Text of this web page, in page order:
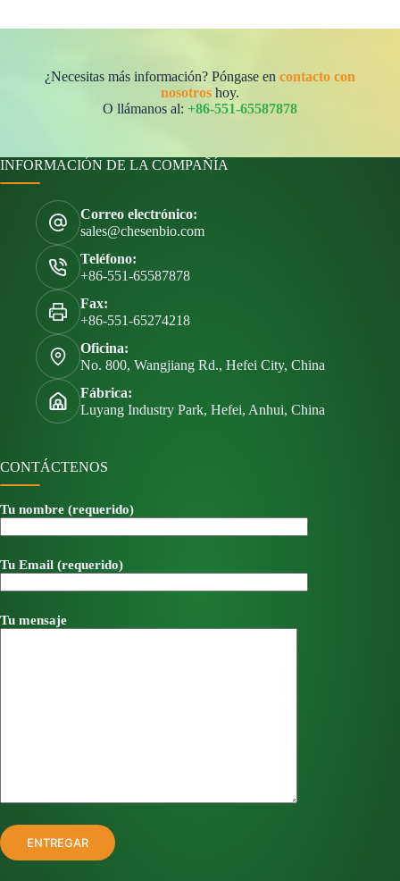
¿Necesitas más información? Póngase en contacto con
nosotros hoy.
O llámanos al: +86-551-65587878
INFORMACIÓN DE LA COMPAÑÍA
Correo electrónico:
sales@chesenbio.com
Teléfono:
+86-551-65587878
Fax:
+86-551-65274218
Oficina:
No. 800, Wangjiang Rd., Hefei City, China
Fábrica:
Luyang Industry Park, Hefei, Anhui, China
CONTÁCTENOS
Tu nombre (requerido)
Tu Email (requerido)
Tu mensaje